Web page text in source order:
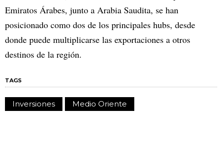
Emiratos Árabes, junto a Arabia Saudita, se han
posicionado como dos de los principales hubs, desde
donde puede multiplicarse las exportaciones a otros
destinos de la región.
TAGS
Inversiones Medio Oriente